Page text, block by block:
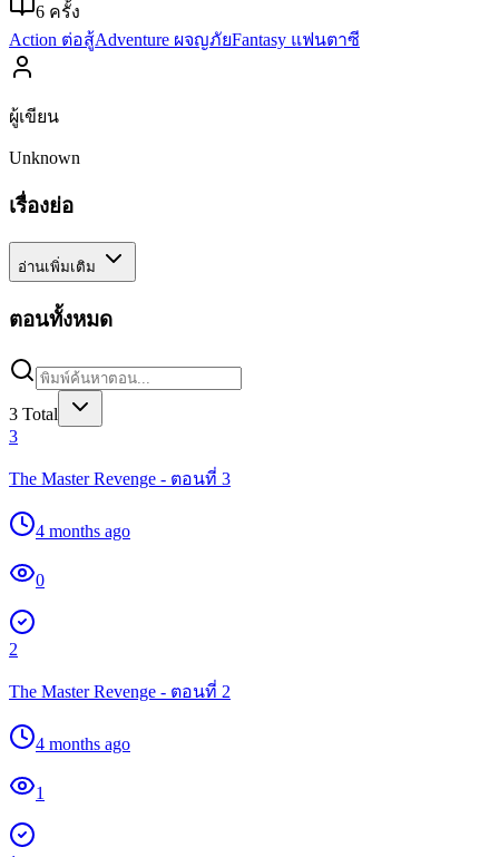
6 ครั้ง
Action ต่อสู้Adventure ผจญภัยFantasy แฟนตาซี
ผู้เขียน
Unknown
เรื่องย่อ
อ่านเพิ่มเติม
ตอนทั้งหมด
3 Total
3
The Master Revenge - ตอนที่ 3
4 months ago
0
2
The Master Revenge - ตอนที่ 2
4 months ago
1